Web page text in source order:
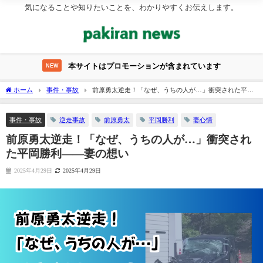
気になることや知りたいことを、わかりやすくお伝えします。
NEW 本サイトはプロモーションが含まれています
ホーム 事件・事故
前原勇太逆走！「なぜ、うちの人が…」衝突された平岡
勝利――妻の想い
事件・事故 逆走事故 前原勇太 平岡勝利 妻心情
前原勇太逆走！「なぜ、うちの人が…」衝突され
た平岡勝利――妻の想い
2025年4月29日 2025年4月29日